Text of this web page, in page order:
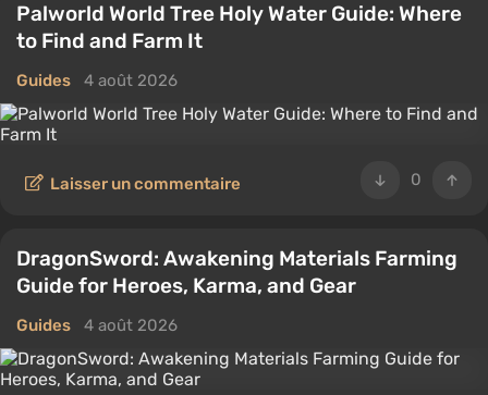
Palworld World Tree Holy Water Guide: Where
to Find and Farm It
Guides 4 août 2026
0
Laisser un commentaire
DragonSword: Awakening Materials Farming
Guide for Heroes, Karma, and Gear
Guides 4 août 2026